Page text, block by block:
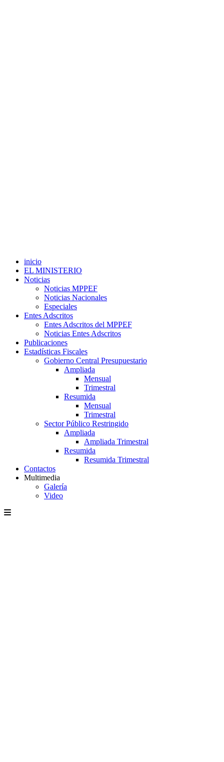
inicio
EL MINISTERIO
Noticias
Noticias MPPEF
Noticias Nacionales
Especiales
Entes Adscritos
Entes Adscritos del MPPEF
Noticias Entes Adscritos
Publicaciones
Estadísticas Fiscales
Gobierno Central Presupuestario
Ampliada
Mensual
Trimestral
Resumida
Mensual
Trimestral
Sector Público Restringido
Ampliada
Ampliada Trimestral
Resumida
Resumida Trimestral
Contactos
Multimedia
Galería
Video